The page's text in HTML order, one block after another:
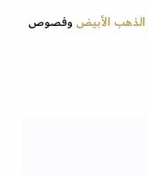
الذهب الأبيضوفصوص